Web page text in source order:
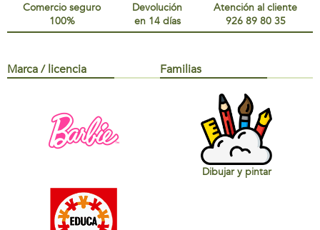
Comercio seguro
100%
Devolución
en 14 días
Atención al cliente
926 89 80 35
Marca / licencia Familias
Dibujar y pintar